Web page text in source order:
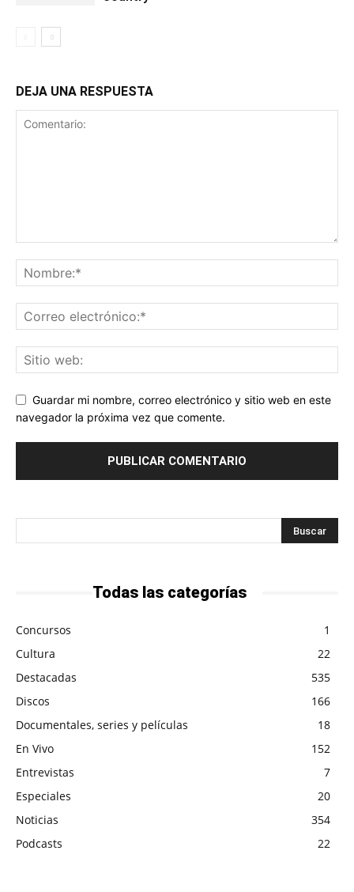
DEJA UNA RESPUESTA
Guardar mi nombre, correo electrónico y sitio web en este
navegador la próxima vez que comente.
Todas las categorías
Concursos
1
Cultura
22
Destacadas
535
Discos
166
Documentales, series y películas
18
En Vivo
152
Entrevistas
7
Especiales
20
Noticias
354
Podcasts
22